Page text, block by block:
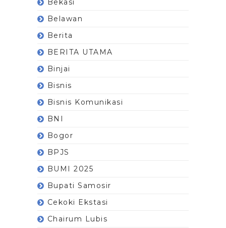
Belawan
Berita
BERITA UTAMA
Binjai
Bisnis
Bisnis Komunikasi
BNI
Bogor
BPJS
BUMI 2025
Bupati Samosir
Cekoki Ekstasi
Chairum Lubis